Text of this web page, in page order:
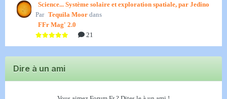
Science... Système solaire et exploration spatiale, par Jedino
Par Tequila Moor dans
FFr Mag' 2.0
21
Dire à un ami